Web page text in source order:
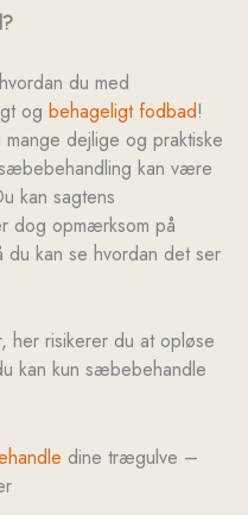
du med
og behageligt fodbad!
dejlige og praktiske
kan være
kan sagtens
dog opmærksom på
kan se hvordan det ser
her risikerer du at opløse
kan kun sæbebehandle
dine trægulve –